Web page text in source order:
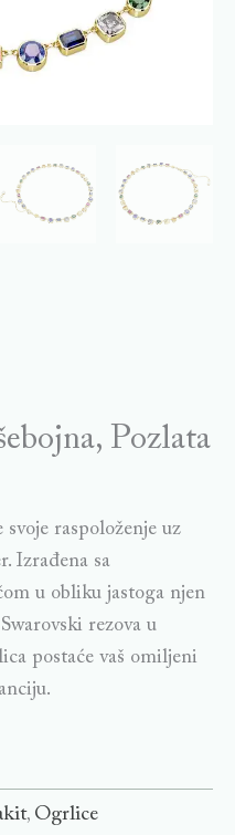
Pozlata
raspoloženje uz
Izrađena sa
u obliku jastoga njen
rezova u
postaće vaš omiljeni
, Ogrlice